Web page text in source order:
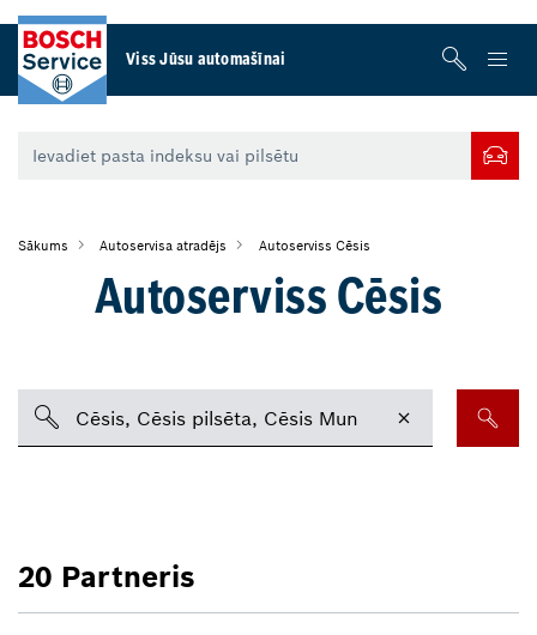
Viss Jūsu automašīnai
Sākums Autoservisa atradējs Autoserviss Cēsis
Autoserviss Cēsis